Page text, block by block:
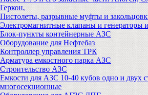
Геркон,
Пистолеты, разрывные муфты и
Электромагнитные клапаны и генераторы
Блок-пункты контейнерные АЗС
Оборудование для Нефтебаз
Контроллер управления ТРК
Арматура емкостного парка АЗС
Строительство АЗС
Емкости для АЗС 10-40 кубов одно и двух
многосекционные